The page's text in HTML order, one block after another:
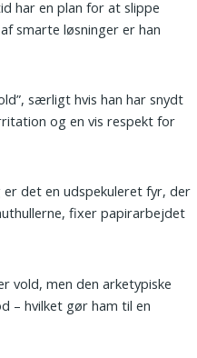
har en plan for at slippe
smarte løsninger er han
særligt hvis han har snydt
og en vis respekt for
det en udspekuleret fyr, der
fixer papirarbejdet
vold, men den arketypiske
– hvilket gør ham til en